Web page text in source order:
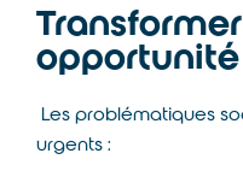
opportunité
Les problématiques
urgents :